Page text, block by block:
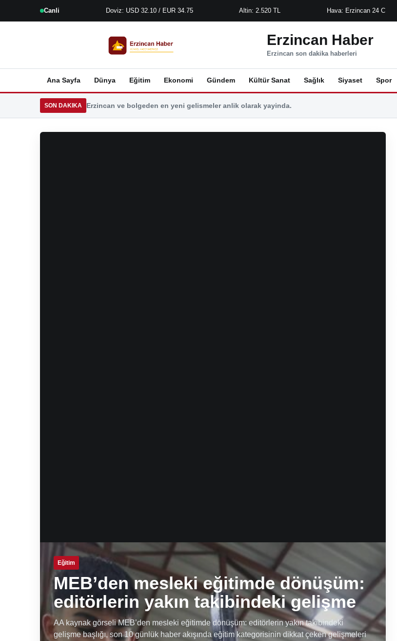
Canli Doviz: USD 32.10 / EUR 34.75 Altin: 2.520 TL Hava: Erzincan 24 C
Erzincan Haber
Erzincan son dakika haberleri
Ana Sayfa Dünya Eğitim Ekonomi Gündem Kültür Sanat Sağlık Siyaset Spor
SON DAKIKA Erzincan ve bolgeden en yeni gelismeler anlik olarak yayinda.
Eğitim
MEB’den mesleki eğitimde dönüşüm:
editörlerin yakın takibindeki gelişme
AA kaynak görseli MEB’den mesleki eğitimde dönüşüm: editörlerin yakın takibindeki
gelişme başlığı, son 10 günlük haber akışında eğitim kategorisinin dikkat çeken gelişmeleri